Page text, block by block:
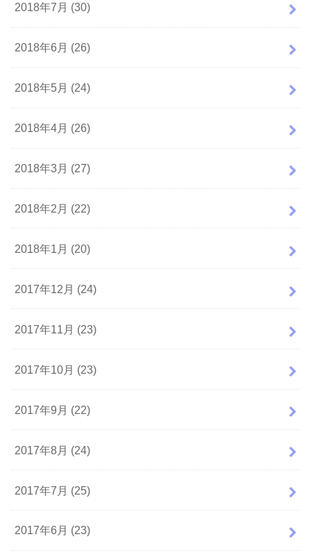
2018年7月 (30)
2018年6月 (26)
2018年5月 (24)
2018年4月 (26)
2018年3月 (27)
2018年2月 (22)
2018年1月 (20)
2017年12月 (24)
2017年11月 (23)
2017年10月 (23)
2017年9月 (22)
2017年8月 (24)
2017年7月 (25)
2017年6月 (23)